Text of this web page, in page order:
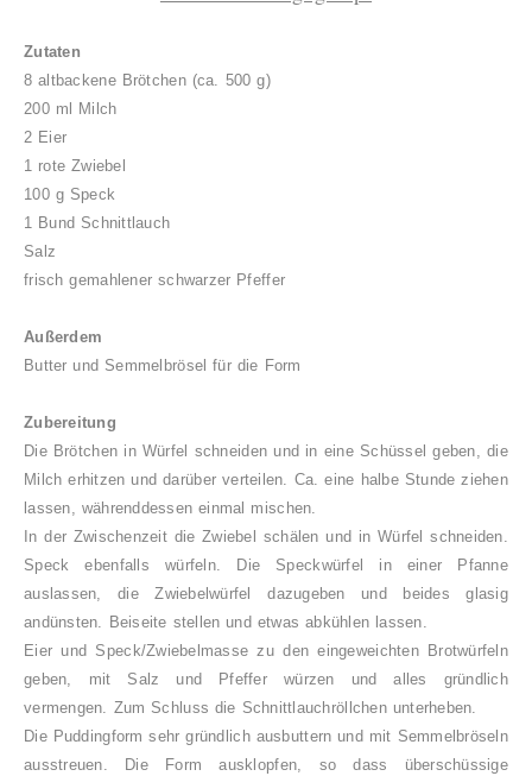
Zutaten
8 altbackene Brötchen (ca. 500 g)
200 ml Milch
2 Eier
1 rote Zwiebel
100 g Speck
1 Bund Schnittlauch
Salz
frisch gemahlener schwarzer Pfeffer
Außerdem
Butter und Semmelbrösel für die Form
Zubereitung
Die Brötchen in Würfel schneiden und in eine Schüssel geben, die
Milch erhitzen und darüber verteilen. Ca. eine halbe Stunde ziehen
lassen, währenddessen einmal mischen.
In der Zwischenzeit die Zwiebel schälen und in Würfel schneiden.
Speck ebenfalls würfeln. Die Speckwürfel in einer Pfanne
auslassen, die Zwiebelwürfel dazugeben und beides glasig
andünsten. Beiseite stellen und etwas abkühlen lassen.
Eier und Speck/Zwiebelmasse zu den eingeweichten Brotwürfeln
geben, mit Salz und Pfeffer würzen und alles gründlich
vermengen. Zum Schluss die Schnittlauchröllchen unterheben.
Die Puddingform sehr gründlich ausbuttern und mit Semmelbröseln
ausstreuen. Die Form ausklopfen, so dass überschüssige